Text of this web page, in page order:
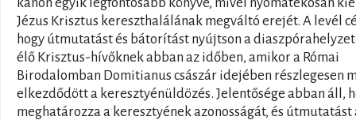
Jézus Krisztus kereszthalálának megváltó erejét. A levél
hogy útmutatást és bátorítást nyújtson a
élő Krisztus-hívőknek abban az időben, amikor a Római
Birodalomban Domitianus császár idejében részlegesen
elkezdődött a keresztyénüldözés. Jelentősége abban áll,
meghatározza a keresztyének azonosságát, és útmutatást